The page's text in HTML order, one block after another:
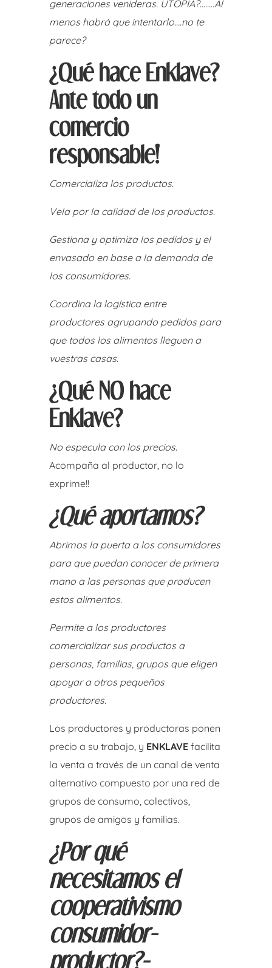
generaciones venideras. UTOPÍA?……..Al
menos habrá que intentarlo….no te
parece?
¿Qué hace Enklave?
Ante todo un
comercio
responsable!
Comercializa los productos.
Vela por la calidad de los productos.
Gestiona y optimiza los pedidos y el
envasado en base a la demanda de
los consumidores.
Coordina la logística entre
productores agrupando pedidos para
que todos los alimentos lleguen a
vuestras casas.
¿Qué NO hace
Enklave?
No especula con los precios.
Acompaña al productor, no lo
exprime!!
¿Qué aportamos?
Abrimos la puerta a los consumidores
para que puedan conocer de primera
mano a las personas que producen
estos alimentos.
Permite a los productores
comercializar sus productos a
personas, familias, grupos que eligen
apoyar a otros pequeños
productores.
Los productores y productoras ponen
precio a su trabajo, y ENKLAVEfacilita
la venta a través de un canal de venta
alternativo compuesto por una red de
grupos de consumo, colectivos,
grupos de amigos y familias.
¿Por qué
necesitamos el
cooperativismo
consumidor-
productor?-